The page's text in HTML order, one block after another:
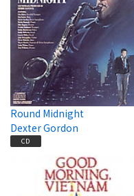
Round Midnight
Dexter Gordon
CD